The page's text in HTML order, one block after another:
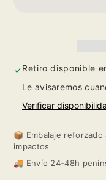
32
2021
32
Retiro disponible
Le avisaremos
Verificar
📦 Embalaje reforzado
impactos
🚚 Envío 24-48h